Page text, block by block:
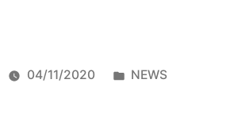
04/11/2020
NEWS